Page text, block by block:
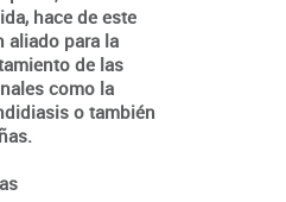
hace de este
aliado para la
de las
como la
o también